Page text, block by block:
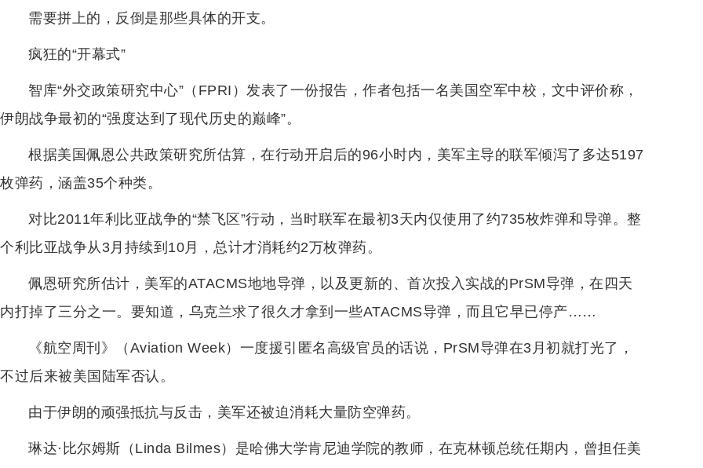
需要拼上的，反倒是那些具体的开支。
疯狂的“开幕式”
智库“外交政策研究中心”（FPRI）发表了一份报告，作者包括一名美国空军中校，文中评价称，
伊朗战争最初的“强度达到了现代历史的巅峰”。
根据美国佩恩公共政策研究所估算，在行动开启后的96小时内，美军主导的联军倾泻了多达5197
枚弹药，涵盖35个种类。
对比2011年利比亚战争的“禁飞区”行动，当时联军在最初3天内仅使用了约735枚炸弹和导弹。整
个利比亚战争从3月持续到10月，总计才消耗约2万枚弹药。
佩恩研究所估计，美军的ATACMS地地导弹，以及更新的、首次投入实战的PrSM导弹，在四天
内打掉了三分之一。要知道，乌克兰求了很久才拿到一些ATACMS导弹，而且它早已停产……
《航空周刊》（Aviation Week）一度援引匿名高级官员的话说，PrSM导弹在3月初就打光了，
不过后来被美国陆军否认。
由于伊朗的顽强抵抗与反击，美军还被迫消耗大量防空弹药。
琳达·比尔姆斯（Linda Bilmes）是哈佛大学肯尼迪学院的教师，在克林顿总统任期内，曾担任美